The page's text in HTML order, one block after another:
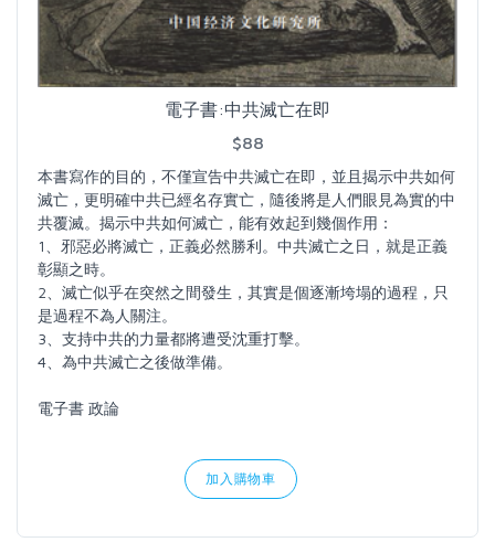
電子書:中共滅亡在即
$88
本書寫作的目的，不僅宣告中共滅亡在即，並且揭示中共如何
滅亡，更明確中共已經名存實亡，隨後將是人們眼見為實的中
共覆滅。揭示中共如何滅亡，能有效起到幾個作用：
1、邪惡必將滅亡，正義必然勝利。中共滅亡之日，就是正義
彰顯之時。
2、滅亡似乎在突然之間發生，其實是個逐漸垮塌的過程，只
是過程不為人關注。
3、支持中共的力量都將遭受沈重打擊。
4、為中共滅亡之後做準備。
電子書 政論
加入購物車